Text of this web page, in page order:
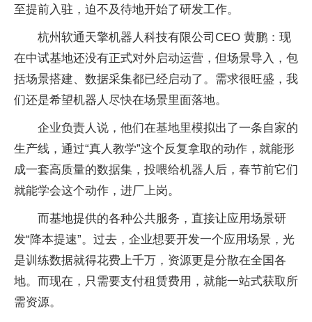
至提前入驻，迫不及待地开始了研发工作。
杭州软通天擎机器人科技有限公司CEO 黄鹏：现
在中试基地还没有正式对外启动运营，但场景导入，包
括场景搭建、数据采集都已经启动了。需求很旺盛，我
们还是希望机器人尽快在场景里面落地。
企业负责人说，他们在基地里模拟出了一条自家的
生产线，通过“真人教学”这个反复拿取的动作，就能形
成一套高质量的数据集，投喂给机器人后，春节前它们
就能学会这个动作，进厂上岗。
而基地提供的各种公共服务，直接让应用场景研
发“降本提速”。过去，企业想要开发一个应用场景，光
是训练数据就得花费上千万，资源更是分散在全国各
地。而现在，只需要支付租赁费用，就能一站式获取所
需资源。